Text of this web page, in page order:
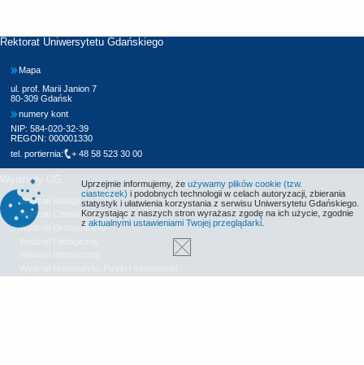
Rektorat Uniwersytetu Gdańskiego
Mapa
ul. prof. Marii Janion 7
80-309 Gdańsk
numery kont
NIP: 584-020-32-39
REGON: 000001330
tel. portiernia:
+ 48 58 523 30 00
Wydziały UG
Wydział Biologii
Wydział Chemii
Wydział Ekonomiczny
Uprzejmie informujemy, że używamy plików cookie (tzw.
ciasteczek) i podobnych technologii w celach autoryzacji, zbierania
statystyk i ułatwienia korzystania z serwisu Uniwersytetu Gdańskiego.
Korzystając z naszych stron wyrażasz zgodę na ich użycie, zgodnie
z aktualnymi ustawieniami Twojej przeglądarki